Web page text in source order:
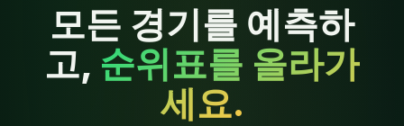
모든 경기를 예측하
고, 순위표를 올라가
세요.